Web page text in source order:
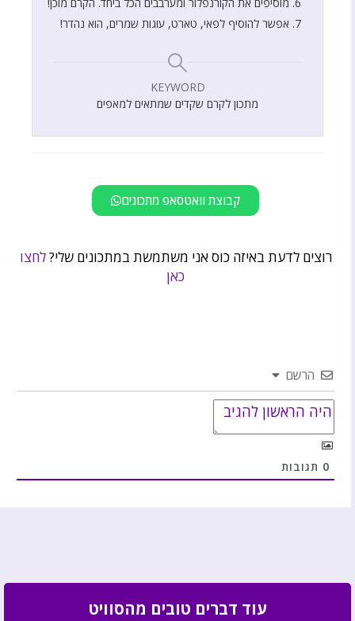
מוסיפים את הקורנפלור ומערבבים הכל ביחד. הקרם מוכן!
אפשר להוסיף לפאי, טארט, עוגות שמרים, הוא נהדר!
KEYWORD
מתכון לקרם שקדים שמתאים למאפים
קבוצת וואטסאפ מתכונים
רוצים לדעת באיזה כוס אני משתמשת במתכונים שלי?לחצו
כאן
הרשם
0 תגובות
עוד דברים טובים מהסוויט